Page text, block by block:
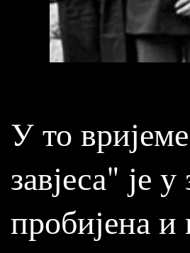
У то
завјеса" је
пробијена и